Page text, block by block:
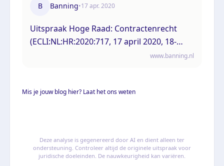
B Banning•17 apr. 2020
Uitspraak Hoge Raad: Contractenrecht
(ECLI:NL:HR:2020:717, 17 april 2020, 18-
www.banning.nl
Mis je jouw blog hier? Laat het ons weten
Deze analyse is gegenereerd door AI en dient alleen ter
ondersteuning. Controleer altijd de originele uitspraak voor
juridische doeleinden. De nauwkeurigheid kan variëren.